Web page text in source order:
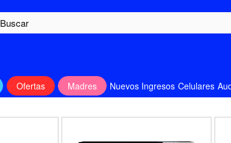
Ofertas Madres Nuevos Ingresos Celulares